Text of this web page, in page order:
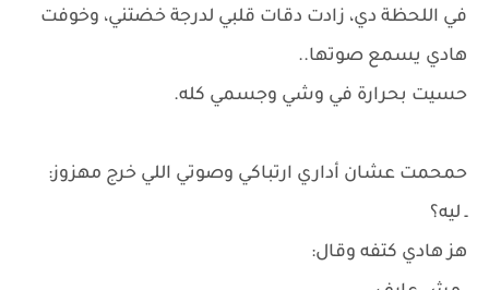
في اللحظة دي، زادت دقات قلبي لدرجة خضتني، وخوفت
هادي يسمع صوتها..
حسيت بحرارة في وشي وجسمي كله.
حمحمت عشان أداري ارتباكي وصوتي اللي خرج مهزوز:
ـ ليه؟
هز هادي كتفه وقال: